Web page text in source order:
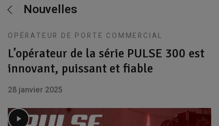
Nouvelles
OPÉRATEUR DE PORTE COMMERCIAL
L’opérateur de la série PULSE 300 est
innovant, puissant et fiable
28 janvier 2025